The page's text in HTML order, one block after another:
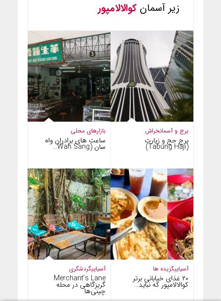
زیر آسمان کوالالامپور
بازارهای محلی
ساعت های برادران واه
سان (Wah Sang…
برج و آسمانخراش
برج حج و زیارت
(Tabung Haji)
آسیاییگردشگری
Merchant’s Lane
گریزگاهی در محله
چینی‌ها
آسیاییگزیده ها
۲۰ غذای خیابانی برتر
کوالالامپور که نباید…